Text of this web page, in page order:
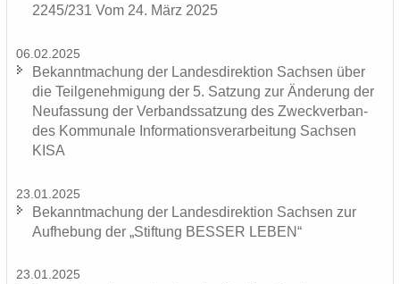
2245/231 Vom 24. März 2025
06.02.2025
Be­kannt­ma­chung der Lan­des­di­rek­ti­on Sach­sen über
die Teil­ge­neh­mi­gung der 5. Sat­zung zur Än­de­rung der
Neu­fas­sung der Ver­bands­sat­zung des Zweck­ver­ban­
des Kom­mu­na­le In­for­ma­ti­ons­ver­ar­bei­tung Sach­sen
KISA
23.01.2025
Be­kannt­ma­chung der Lan­des­di­rek­ti­on Sach­sen zur
Auf­he­bung der „Stif­tung BES­SER LEBEN“
23.01.2025